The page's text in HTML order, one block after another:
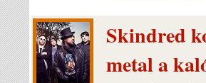
Skindred
metal a